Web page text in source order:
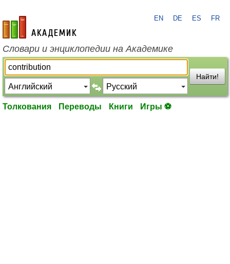
academic.ru
EN DE ES FR
Словари и энциклопедии на Академике
Найти!
Толкования Переводы Книги Игры ⚽